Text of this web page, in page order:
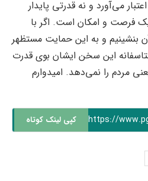
می‌آورد و نه قدرتی پایدار
فرصت و امکان است. اگر با
بنشینیم و به این حمایت مستظهر
این سخن ایشان بوی قدرت
مردم را نمی‌دهد. امیدوارم
https:// کپی لینک کوتاه